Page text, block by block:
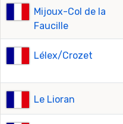
Mijoux-Col de la
Faucille
Lélex/Crozet
Le Lioran